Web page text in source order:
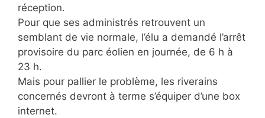
réception.
Pour que ses administrés retrouvent un
semblant de vie normale, l’élu a demandé l’arrêt
provisoire du parc éolien en journée, de 6 h à
23 h.
Mais pour pallier le problème, les riverains
concernés devront à terme s’équiper d’une box
internet.